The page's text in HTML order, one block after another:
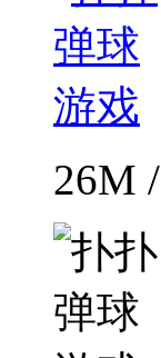
26M /